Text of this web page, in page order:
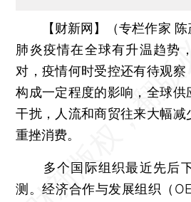
【财新网】（专栏作家 陈
肺炎疫情在全球有升温趋势
对，疫情何时受控还有待观察
构成一定程度的影响，全球供
干扰，人流和商贸往来大幅减
重挫消费。
多个国际组织最近先后下
测。经济合作与发展组织（